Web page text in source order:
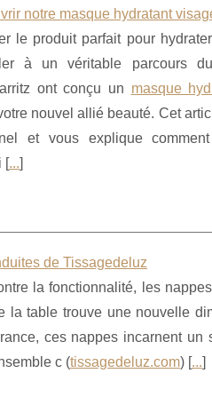
notre masque hydratant
le produit parfait pour
à un véritable parcours du
ont conçu un masque
nouvel allié beauté. Cet
et vous explique
[...]
de Tissagedeluz
la fonctionnalité, les
la table trouve une nouvelle
ces nappes incarnent
c (tissagedeluz.com) [...]